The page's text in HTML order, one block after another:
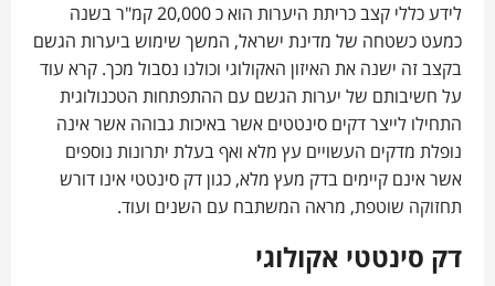
לידע כללי קצב כריתת היערות הוא כ 20,000 קמ"ר בשנה
כמעט כשטחה של מדינת ישראל, המשך שימוש ביערות הגשם
בקצב זה ישנה את האיזון האקולוגי וכולנו נסבול מכך. קרא עוד
על חשיבותם של יערות הגשם עם ההתפתחות הטכנולוגית
התחילו לייצר דקים סינטטים אשר באיכות גבוהה אשר אינה
נופלת מדקים העשויים עץ מלא ואף בעלת יתרונות נוספים
אשר אינם קיימים בדק מעץ מלא, כגון דק סינטטי אינו דורש
תחזוקה שוטפת, מראה המשתבח עם השנים ועוד.
דק סינטטי אקולוגי